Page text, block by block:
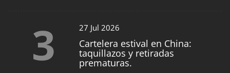
3 27 Jul 2026
Cartelera estival en China:
taquillazos y retiradas
prematuras.